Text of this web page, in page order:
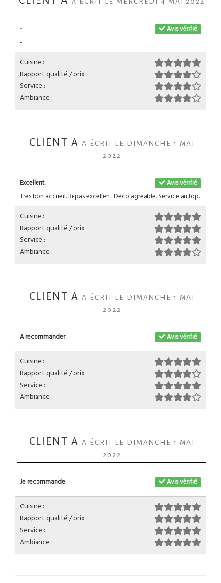
A ÉCRIT LE MERCREDI 4 MAI 2022
Avis vérifié
-
-
Cuisine :
Rapport qualité / prix :
Service :
Ambiance :
CLIENT A A ÉCRIT LE DIMANCHE 1 MAI
2022
Avis vérifié
Excellent.
Très bon accueil. Repas excellent. Déco agréable. Service au top.
Cuisine :
Rapport qualité / prix :
Service :
Ambiance :
CLIENT A A ÉCRIT LE DIMANCHE 1 MAI
2022
Avis vérifié
A recommander.
Cuisine :
Rapport qualité / prix :
Service :
Ambiance :
CLIENT A A ÉCRIT LE DIMANCHE 1 MAI
2022
Avis vérifié
Je recommande
Cuisine :
Rapport qualité / prix :
Service :
Ambiance :